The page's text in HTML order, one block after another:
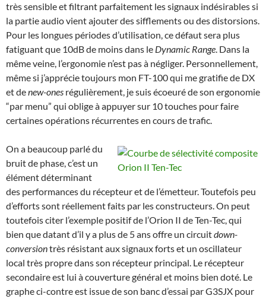
très sensible et filtrant parfaitement les signaux indésirables si
la partie audio vient ajouter des sifflements ou des distorsions.
Pour les longues périodes d’utilisation, ce défaut sera plus
fatiguant que 10dB de moins dans le Dynamic Range. Dans la
même veine, l’ergonomie n’est pas à négliger. Personnellement,
même si j’apprécie toujours mon FT-100 qui me gratifie de DX
et denew-ones régulièrement, je suis écoeuré de son ergonomie
“par menu” qui oblige à appuyer sur 10 touches pour faire
certaines opérations récurrentes en cours de trafic.
On a beaucoup parlé du
bruit de phase, c’est un
élément déterminant
des performances du récepteur et de l’émetteur. Toutefois peu
d’efforts sont réellement faits par les constructeurs. On peut
toutefois citer l’exemple positif de l’Orion II de Ten-Tec, qui
bien que datant d’il y a plus de 5 ans offre un circuitdown-
conversiontrès résistant aux signaux forts et un oscillateur
local très propre dans son récepteur principal. Le récepteur
secondaire est lui à couverture général et moins bien doté. Le
graphe ci-contre est issue de son banc d’essai par G3SJX pour